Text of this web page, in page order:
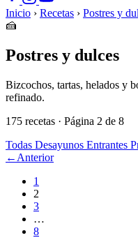
Inicio › Recetas › Postres y
🍰
Postres y dulces
Bizcochos, tartas, helados y
refinado.
175 recetas · Página 2 de 8
Todas Desayunos Entrantes
← Anterior
1
2
3
…
8